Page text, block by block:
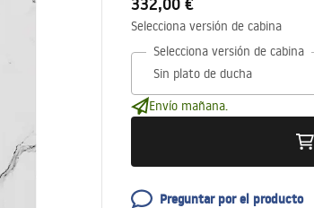
Selecciona versión de cabina
Selecciona versión de cabina
Envío mañana.
Preguntar por el producto